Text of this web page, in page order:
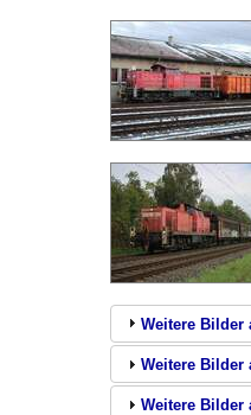
Weitere Bilder
Weitere Bilder
Weitere Bilder